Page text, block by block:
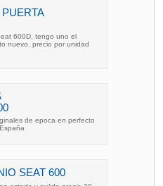
600D, tengo uno el
nuevo, precio por unidad
de epoca en perfecto
SEAT 600